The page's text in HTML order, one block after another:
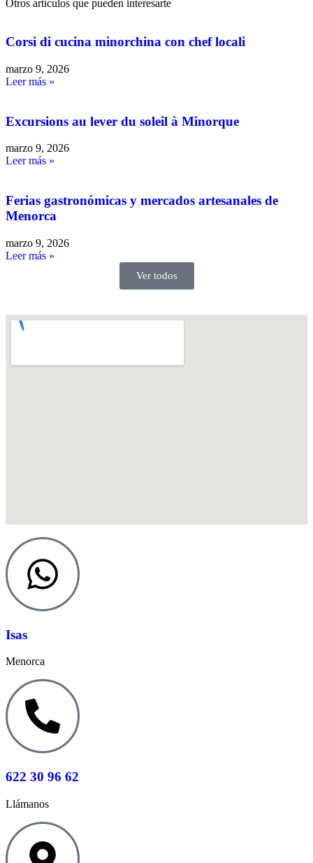
Otros artículos que pueden interesarte
Corsi di cucina minorchina con chef locali
marzo 9, 2026
Leer más »
Excursions au lever du soleil à Minorque
marzo 9, 2026
Leer más »
Ferias gastronómicas y mercados artesanales de
Menorca
marzo 9, 2026
Leer más »
Ver todos
Isas
Menorca
622 30 96 62
Llámanos